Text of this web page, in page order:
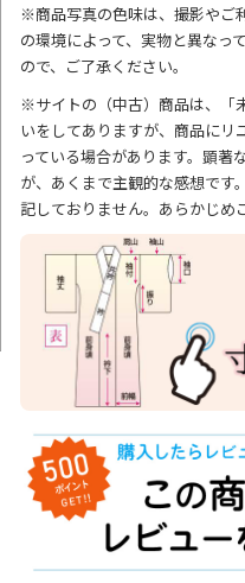
※商品写真の色味は、撮影やご
の環境によって、実物と異なっ
ので、ご了承ください。
※サイトの（中古）商品は、「
いをしてありますが、商品にリ
っている場合があります。顕著
が、あくまで主観的な感想です
記しておりません。あらかじめ